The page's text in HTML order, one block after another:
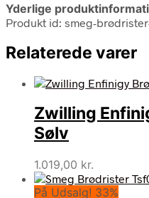
Yderlige
Produkt id: smeg-
Relaterede varer
Zwilling
Sølv
1.019,00 kr.
På Udsalg! 33%